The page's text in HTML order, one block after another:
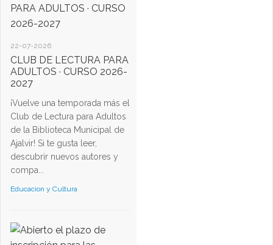
22-07-2026
CLUB DE LECTURA PARA
ADULTOS · CURSO 2026-
2027
¡Vuelve una temporada más el
Club de Lectura para Adultos
de la Biblioteca Municipal de
Ajalvir! Si te gusta leer,
descubrir nuevos autores y
compa...
Educacion y Cultura